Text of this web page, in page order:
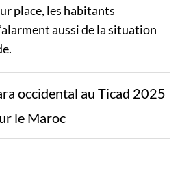
place, les habitants
aussi de la situation
occidental au Ticad 2025
le Maroc